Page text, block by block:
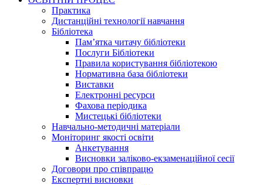
Практика
Дистанційні технології навчання
Бібліотека
Пам’ятка читачу бібліотеки
Послуги Бібліотеки
Правила користування бібліотекою
Нормативна база бібліотеки
Виставки
Електронні ресурси
Фахова періодика
Мистецькі бібліотеки
Навчально-методичні матеріали
Моніторинг якості освіти
Анкетування
Висновки заліково-екзаменаційної сесії
Договори про співпрацю
Експертні висновки